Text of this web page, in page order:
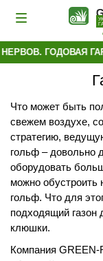
ГОДОВАЯ
Что может быть
свежем воздухе,
стратегию,
гольф – довольно
оборудовать
можно
гольф. Что для
подходящий газон
клюшки.
Компания GREEN-